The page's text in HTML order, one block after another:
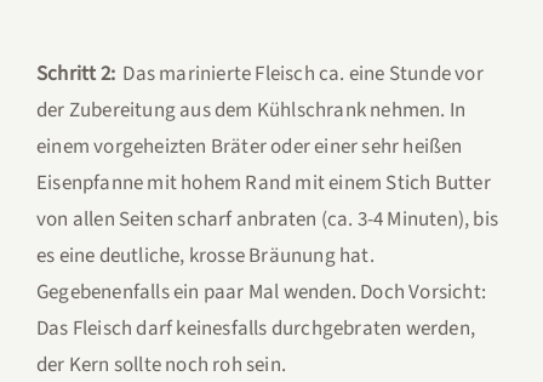
Schritt 2: Das marinierte Fleisch ca. eine Stunde vor
der Zubereitung aus dem Kühlschrank nehmen. In
einem vorgeheizten Bräter oder einer sehr heißen
Eisenpfanne mit hohem Rand mit einem Stich Butter
von allen Seiten scharf anbraten (ca. 3-4 Minuten), bis
es eine deutliche, krosse Bräunung hat.
Gegebenenfalls ein paar Mal wenden. Doch Vorsicht:
Das Fleisch darf keinesfalls durchgebraten werden,
der Kern sollte noch roh sein.